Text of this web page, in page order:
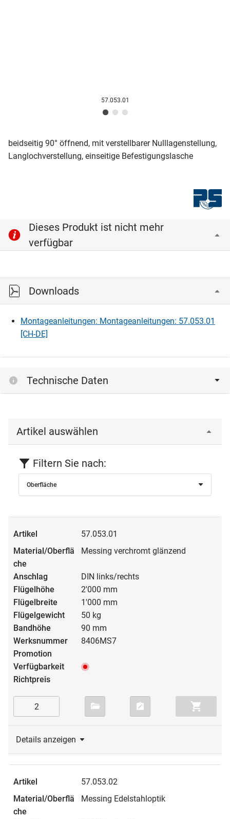
57.053.01
beidseitig 90° öffnend, mit verstellbarer Nulllagenstellung,
Langlochverstellung, einseitige Befestigungslasche
Dieses Produkt ist nicht mehr
verfügbar
Downloads
Montageanleitungen: Montageanleitungen: 57.053.01
[CH-DE]
Technische Daten
Artikel auswählen
Filtern Sie nach:
Oberfläche
57.053.01
Messing verchromt glänzend
DIN links/rechts
2'000 mm
1'000 mm
50 kg
90 mm
8406MS7
Details anzeigen
57.053.02
Messing Edelstahloptik